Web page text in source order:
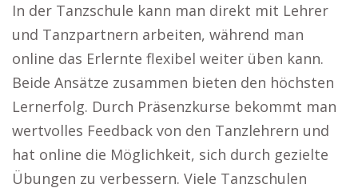
In der Tanzschule kann man direkt mit Lehrer
und Tanzpartnern arbeiten, während man
online das Erlernte flexibel weiter üben kann.
Beide Ansätze zusammen bieten den höchsten
Lernerfolg. Durch Präsenzkurse bekommt man
wertvolles Feedback von den Tanzlehrern und
hat online die Möglichkeit, sich durch gezielte
Übungen zu verbessern. Viele Tanzschulen